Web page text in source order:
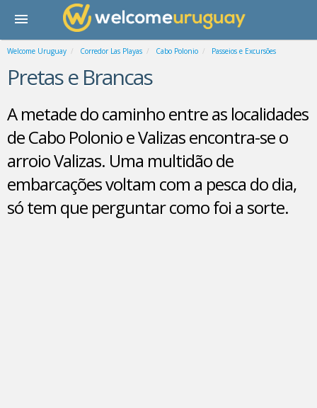
Welcome Uruguay Corredor Las Playas Cabo Polonio Passeios e Excursões
Pretas e Brancas
A metade do caminho entre as localidades
de Cabo Polonio e Valizas encontra-se o
arroio Valizas. Uma multidão de
embarcações voltam com a pesca do dia,
só tem que perguntar como foi a sorte.